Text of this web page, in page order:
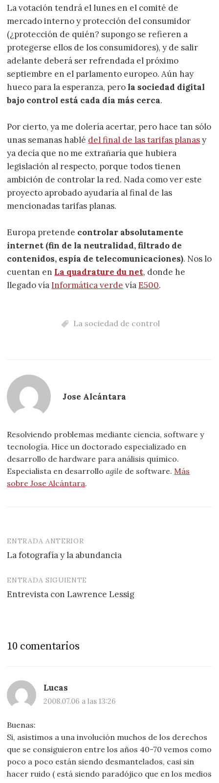
La votación tendrá el lunes en el comité de
mercado interno y protección del consumidor
(¿protección de quién? supongo se refieren a
protegerse ellos de los consumidores), y de salir
adelante deberá ser refrendada el próximo
septiembre en el parlamento europeo. Aún hay
hueco para la esperanza, pero la sociedad digital
bajo control está cada día más cerca.
Por cierto, ya me dolería acertar, pero hace tan sólo
unas semanas hablé del final de las tarifas planasy
ya decía que no me extrañaría que hubiera
legislación al respecto, porque todos tienen
ambición de controlar la red. Nada como ver este
proyecto aprobado ayudaría al final de las
mencionadas tarifas planas.
Europa pretende controlar absolutamente
internet (fin de la neutralidad, filtrado de
contenidos, espía de telecomunicaciones). Nos lo
cuentan en La quadrature du net, donde he
llegado víaInformática verde víaE500.
La sociedad de control
Jose Alcántara
Resolviendo problemas mediante ciencia, software y
tecnología. Hice un doctorado especializado en
desarrollo de hardware para análisis químico.
Especialista en desarrolloagile de software. Más
sobre Jose Alcántara.
Navegación
de
entradas
ENTRADA ANTERIOR
La fotografía y la abundancia
ENTRADA SIGUIENTE
Entrevista con Lawrence Lessig
10 comentarios
Lucas
2008.07.06 a las 13:26
Buenas:
Si, asistimos a una involución muchos de los derechos
que se consiguieron entre los años 40-70 vemos como
poco a poco están siendo desmantelados, casi sin
hacer ruido ( está siendo paradójico que en los medios